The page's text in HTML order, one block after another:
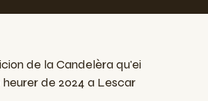
de la Candelèra qu'ei
de 2024 a Lescar